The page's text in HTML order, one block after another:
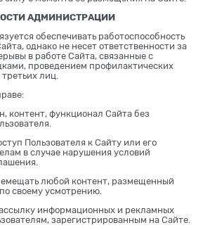
АДМИНИСТРАЦИИ
обеспечивать работоспособность
однако не несет ответственности за
в работе Сайта, связанные с
проведением профилактических
лиц.
контент, функционал Сайта без
Пользователя к Сайту или его
в случае нарушения условий
любой контент, размещенный
своему усмотрению.
информационных и рекламных
зарегистрированным на Сайте.